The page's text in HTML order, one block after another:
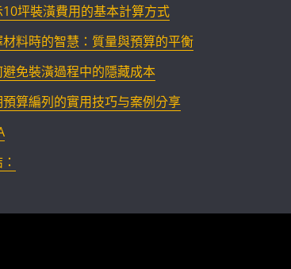
坪裝潢費用的基本計算方式
料時的智慧：質量與預算的平衡​
免裝潢過程中的隱藏成本
算編列的實用技巧与案例分享